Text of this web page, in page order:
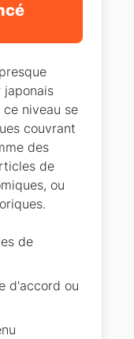
niveau se
couvrant
des
de
ou
de
d'accord ou